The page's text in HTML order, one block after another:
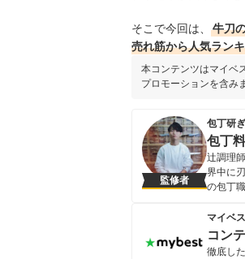
そこで今回は、 牛刀
売れ筋から人気ラン
本コンテンツはマイベ
プロモーションを含み
監修者
包丁研
包丁
辻調理
界中に
の包丁
マイベ
コン
徹底し